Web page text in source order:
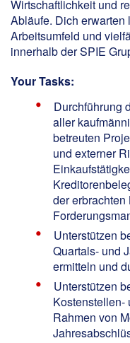
Wirtschaftlichkeit und
Abläufe. Dich
Arbeitsumfeld und
innerhalb der SPIE
Your Tasks:
Durchführung
aller
betreuten
und externer
der erbrachten
Unterstützen
Quartals- und
ermitteln und
Unterstützen
Kostenstellen-
Rahmen von